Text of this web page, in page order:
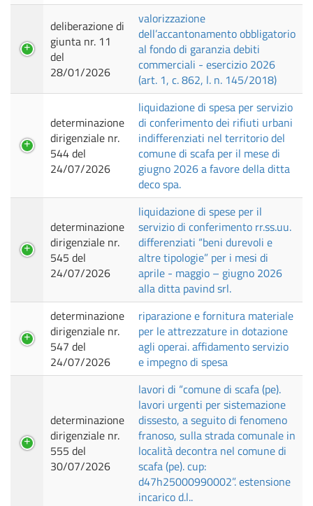
deliberazione di
giunta nr. 11
del
28/01/2026
valorizzazione
dell’accantonamento obbligatorio
al fondo di garanzia debiti
commerciali - esercizio 2026
(art. 1, c. 862, l. n. 145/2018)
determinazione
dirigenziale nr.
544 del
24/07/2026
liquidazione di spesa per servizio
di conferimento dei rifiuti urbani
indifferenziati nel territorio del
comune di scafa per il mese di
giugno 2026 a favore della ditta
deco spa.
determinazione
dirigenziale nr.
545 del
24/07/2026
liquidazione di spese per il
servizio di conferimento rr.ss.uu.
differenziati “beni durevoli e
altre tipologie” per i mesi di
aprile - maggio – giugno 2026
alla ditta pavind srl.
determinazione
dirigenziale nr.
547 del
24/07/2026
riparazione e fornitura materiale
per le attrezzature in dotazione
agli operai. affidamento servizio
e impegno di spesa
determinazione
dirigenziale nr.
555 del
30/07/2026
lavori di “comune di scafa (pe).
lavori urgenti per sistemazione
dissesto, a seguito di fenomeno
franoso, sulla strada comunale in
località decontra nel comune di
scafa (pe). cup:
d47h25000990002”. estensione
incarico d.l..